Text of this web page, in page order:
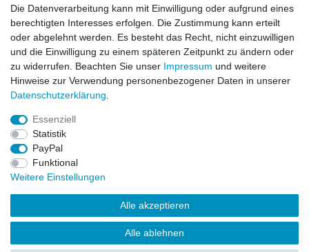
Wäre auch für Fans sehr fatal wenn man die Ersatzteile eines RC
Cars nicht zu Händen hat und unter Umständen wochenlang auf
die benötigten Ersatzteile warten muss. Fans vom RC Modellbau
haben allerdings immer die passende Ersatzteile in der Garage
Widerrufs­recht
Die Datenverarbeitung kann mit Einwilligung oder aufgrund eines
berechtigten Interesses erfolgen. Die Zustimmung kann erteilt
oder abgelehnt werden. Es besteht das Recht, nicht einzuwilligen
und die Einwilligung zu einem späteren Zeitpunkt zu ändern oder
zu widerrufen. Beachten Sie unser Impressum und weitere
Hinweise zur Verwendung personenbezogener Daten in unserer
Daten­schutz­erklärung
Essenziell
Statistik
PayPal
Funktional
Weitere Einstellungen
Alle akzeptieren
Alle ablehnen